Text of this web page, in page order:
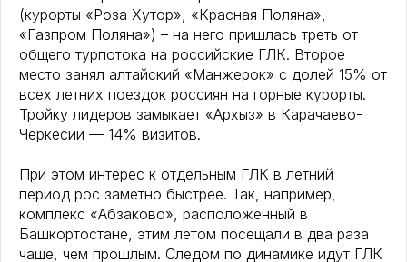
(курорты «Роза Хутор», «Красная Поляна»,
«Газпром Поляна») – на него пришлась треть от
общего турпотока на российские ГЛК. Второе
место занял алтайский «Манжерок» с долей 15% от
всех летних поездок россиян на горные курорты.
Тройку лидеров замыкает «Архыз» в Карачаево-
Черкесии — 14% визитов.
При этом интерес к отдельным ГЛК в летний
период рос заметно быстрее. Так, например,
комплекс «Абзаково», расположенный в
Башкортостане, этим летом посещали в два раза
чаще, чем прошлым. Следом по динамике идут ГЛК